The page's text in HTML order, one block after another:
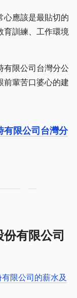
心應該是最貼切的
育訓練、工作環境
有限公司台灣分公
前輩苦口婆心的建
有限公司台灣分
有限公司
限公司的薪水及